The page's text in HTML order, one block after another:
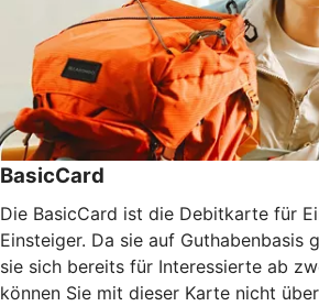
BasicCard
Die BasicCard ist die Debitkarte für
Einsteiger. Da sie auf Guthabenbasis
sie sich bereits für Interessierte ab
können Sie mit dieser Karte nicht